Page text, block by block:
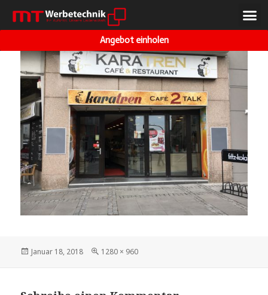
Angebot einholen
NÄCHSTES BILD
Januar 18, 2018 1280 × 960